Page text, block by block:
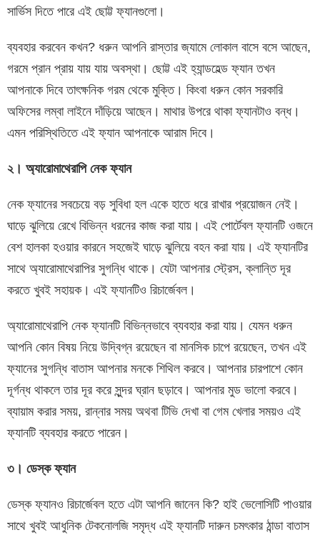
সার্ভিস দিতে পারে এই ছোট্ট ফ্যানগুলো।
ব্যবহার করবেন কখন? ধরুন আপনি রাস্তার জ্যামে লোকাল বাসে বসে আছেন,
গরমে প্রান প্রায় যায় যায় অবস্থা। ছোট্ট এই হ্যান্ডহেল্ড ফ্যান তখন
আপনাকে দিবে তাৎক্ষনিক গরম থেকে মুক্তি। কিংবা ধরুন কোন সরকারি
অফিসের লম্বা লাইনে দাঁড়িয়ে আছেন। মাথার উপরে থাকা ফ্যানটাও বন্ধ।
এমন পরিস্থিতিতে এই ফ্যান আপনাকে আরাম দিবে।
২। অ্যারোমাথেরাপি নেক ফ্যান
নেক ফ্যানের সবচেয়ে বড় সুবিধা হল একে হাতে ধরে রাখার প্রয়োজন নেই।
ঘাড়ে ঝুলিয়ে রেখে বিভিন্ন ধরনের কাজ করা যায়। এই পোর্টেবল ফ্যানটি ওজনে
বেশ হালকা হওয়ার কারনে সহজেই ঘাড়ে ঝুলিয়ে বহন করা যায়। এই ফ্যানটির
সাথে অ্যারোমাথেরাপির সুগন্ধি থাকে। যেটা আপনার স্ট্রেস, ক্লান্তি দূর
করতে খুবই সহায়ক। এই ফ্যানটিও রিচার্জেবল।
অ্যারোমাথেরাপি নেক ফ্যানটি বিভিন্নভাবে ব্যবহার করা যায়। যেমন ধরুন
আপনি কোন বিষয় নিয়ে উদ্বিগ্ন রয়েছেন বা মানসিক চাপে রয়েছেন, তখন এই
ফ্যানের সুগন্ধি বাতাস আপনার মনকে শিথিল করবে। আপনার চারপাশে কোন
দূর্গন্ধ থাকলে তার দূর করে সুন্দর ঘ্রান ছড়াবে। আপনার মুড ভালো করবে।
ব্যায়াম করার সময়, রান্নার সময় অথবা টিভি দেখা বা গেম খেলার সময়ও এই
ফ্যানটি ব্যবহার করতে পারেন।
৩। ডেস্ক ফ্যান
ডেস্ক ফ্যানও রিচার্জেবল হতে এটা আপনি জানেন কি? হাই ভেলোসিটি পাওয়ার
সাথে খুবই আধুনিক টেকনোলজি সমৃদ্ধ এই ফ্যানটি দারুন চমৎকার ঠান্ডা বাতাস